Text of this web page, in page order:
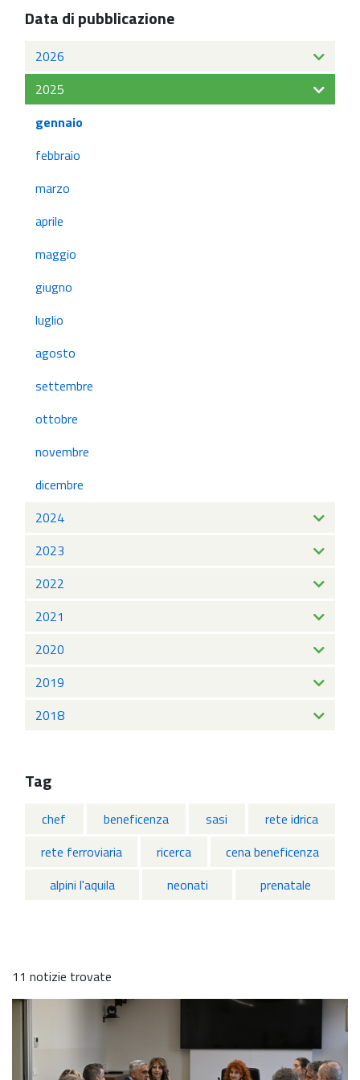
Data di pubblicazione
2026
2025
gennaio
febbraio
marzo
aprile
maggio
giugno
luglio
agosto
settembre
ottobre
novembre
dicembre
2024
2023
2022
2021
2020
2019
2018
Tag
chef beneficenza sasi
rete idrica
rete ferroviaria
ricerca
cena beneficenza
alpini l'aquila
neonati prenatale
11 notizie trovate